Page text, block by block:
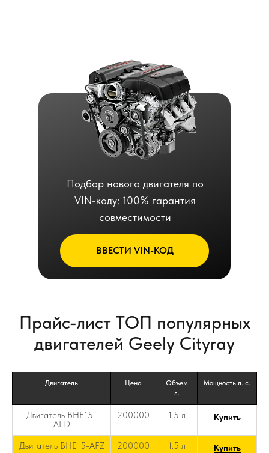
ВВЕСТИ VIN-КОД
Подбор нового двигателя по
VIN-коду: 100% гарантия
совместимости
Прайс-лист ТОП популярных
двигателей Geely Cityray
Двигатель Цена
Объем
л.
Мощность л. с.
Двигатель BHE15-
AFD
200000 1.5 л Купить
Двигатель BHE15-AFZ 200000 1.5 л Купить